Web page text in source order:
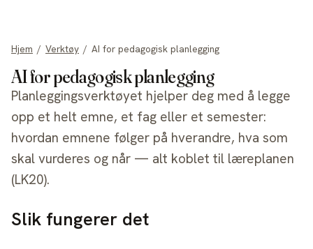
Hjem / Verktøy / AI for pedagogisk planlegging
AI for pedagogisk planlegging
Planleggingsverktøyet hjelper deg med å legge
opp et helt emne, et fag eller et semester:
hvordan emnene følger på hverandre, hva som
skal vurderes og når — alt koblet til læreplanen
(LK20).
Slik fungerer det